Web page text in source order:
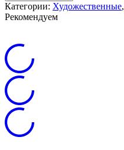
Категории: Художественные,
Рекомендуем